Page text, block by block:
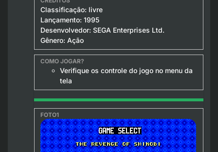
Classificação: livre
Lançamento: 1995
Desenvolvedor: SEGA Enterprises Ltd.
Gênero: Ação
Verifique os controle do jogo no menu da
tela